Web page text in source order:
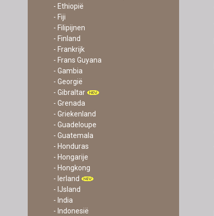
- Ethiopië
- Fiji
- Filipijnen
- Finland
- Frankrijk
- Frans Guyana
- Gambia
- Georgië
- Gibraltar
- Grenada
- Griekenland
- Guadeloupe
- Guatemala
- Honduras
- Hongarije
- Hongkong
- Ierland
- IJsland
- India
- Indonesië